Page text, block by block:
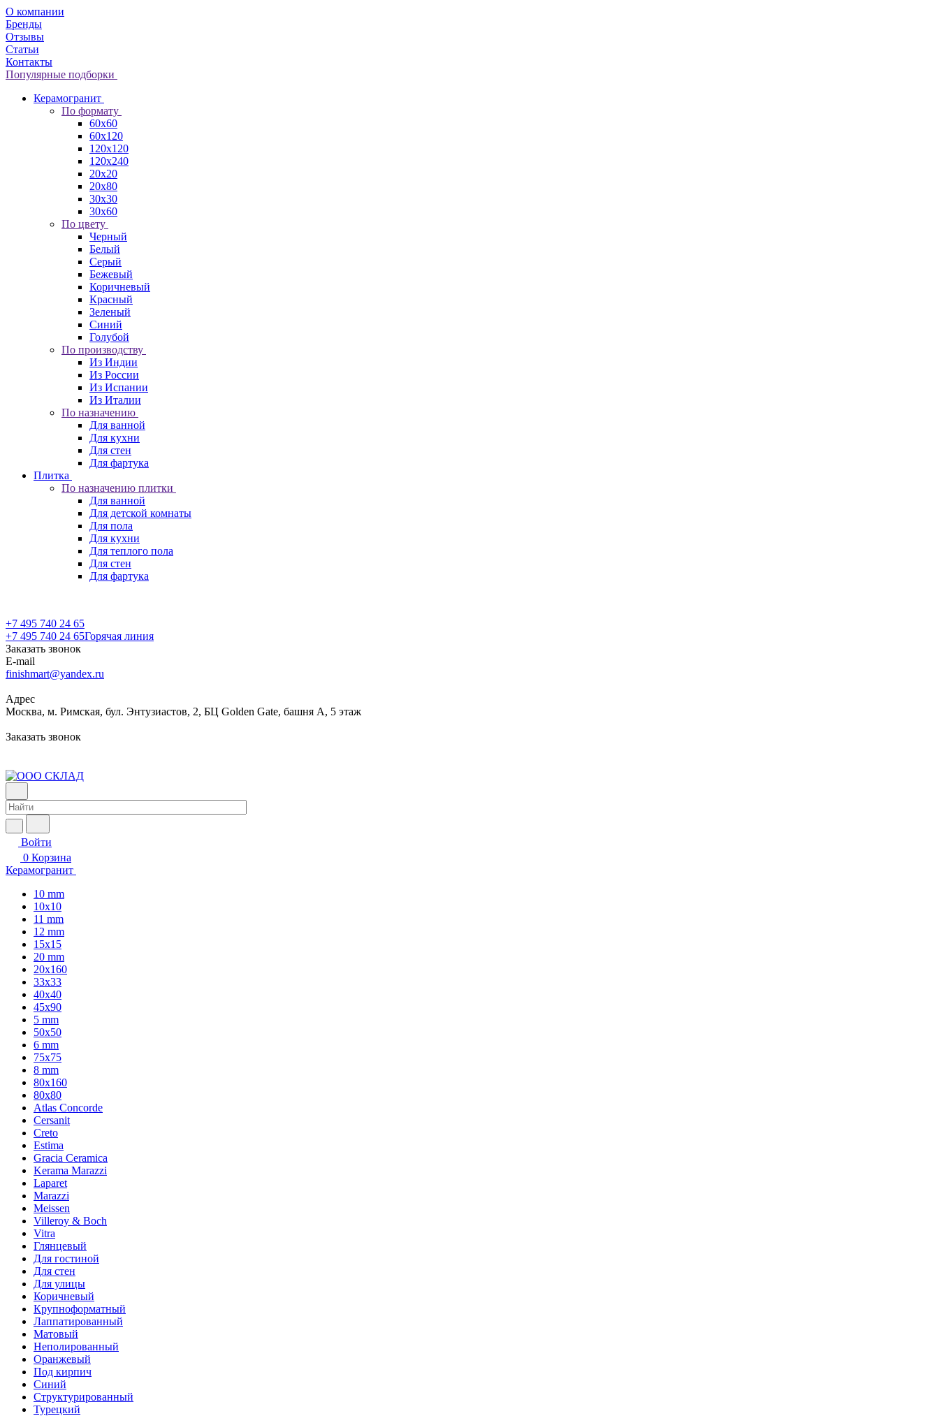
О компании
Бренды
Отзывы
Статьи
Контакты
Популярные подборки
Керамогранит
По формату
60x60
60x120
120x120
120x240
20x20
20x80
30x30
30x60
По цвету
Черный
Белый
Серый
Бежевый
Коричневый
Красный
Зеленый
Синий
Голубой
По производству
Из Индии
Из России
Из Испании
Из Италии
По назначению
Для ванной
Для кухни
Для стен
Для фартука
Плитка
По назначению плитки
Для ванной
Для детской комнаты
Для пола
Для кухни
Для теплого пола
Для стен
Для фартука
+7 495 740 24 65
+7 495 740 24 65Горячая линия
Заказать звонок
E-mail
finishmart@yandex.ru
Адрес
Москва, м. Римская, бул. Энтузиастов, 2, БЦ Golden Gate, башня А, 5 этаж
Заказать звонок
Войти
0 Корзина
Керамогранит
10 mm
10x10
11 mm
12 mm
15x15
20 mm
20х160
33x33
40х40
45x90
5 mm
50x50
6 mm
75х75
8 mm
80x160
80x80
Atlas Concorde
Cersanit
Creto
Estima
Gracia Ceramica
Kerama Marazzi
Laparet
Marazzi
Meissen
Villeroy & Boch
Vitra
Глянцевый
Для гостиной
Для стен
Для улицы
Коричневый
Крупноформатный
Лаппатированный
Матовый
Неполированный
Оранжевый
Под кирпич
Синий
Структурированный
Турецкий